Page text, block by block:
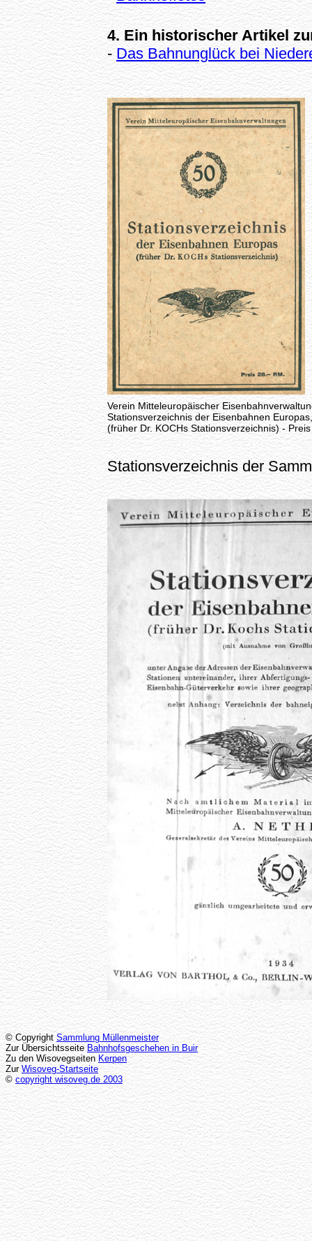
4. Ein historischer Artikel
- Das Bahnunglück bei
Verein Mitteleuropäischer
Stationsverzeichnis der Eisenbahnen
(früher Dr. KOCHs Stationsverzeichnis) -
Stationsverzeichnis der
© Copyright Sammlung Müllenmeister
Zur Übersichtsseite Bahnhofsgeschehen in Buir
Zu den Wisovegseiten Kerpen
Zur Wisoveg-Startseite
© copyright wisoveg.de 2003